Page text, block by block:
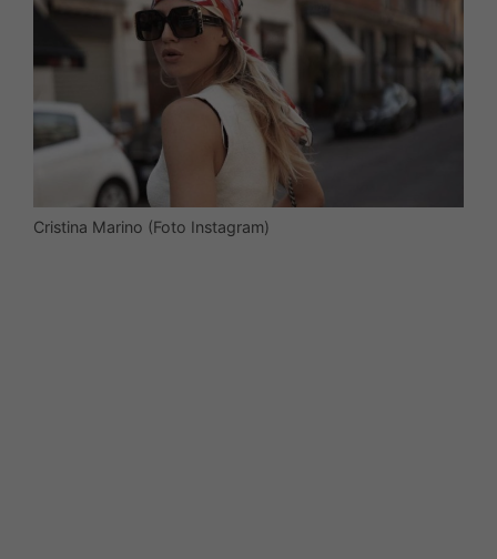
Cristina Marino (Foto Instagram)